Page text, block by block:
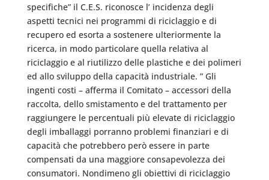
specifiche” il C.E.S. riconosce l’ incidenza degli
aspetti tecnici nei programmi di riciclaggio e di
recupero ed esorta a sostenere ulteriormente la
ricerca, in modo particolare quella relativa al
riciclaggio e al riutilizzo delle plastiche e dei polimeri
ed allo sviluppo della capacità industriale. ” Gli
ingenti costi – afferma il Comitato – accessori della
raccolta, dello smistamento e del trattamento per
raggiungere le percentuali più elevate di riciclaggio
degli imballaggi porranno problemi finanziari e di
capacità che potrebbero però essere in parte
compensati da una maggiore consapevolezza dei
consumatori. Nondimeno gli obiettivi di riciclaggio